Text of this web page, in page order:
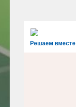
Решаем вместе